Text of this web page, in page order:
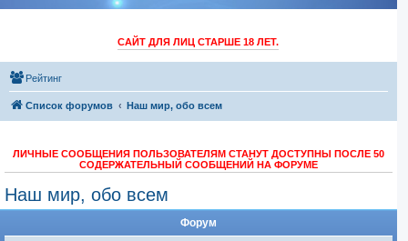
САЙТ ДЛЯ ЛИЦ СТАРШЕ 18 ЛЕТ.
Рейтинг
Список форумов Наш мир, обо всем
ЛИЧНЫЕ СООБЩЕНИЯ ПОЛЬЗОВАТЕЛЯМ СТАНУТ ДОСТУПНЫ ПОСЛЕ 50
СОДЕРЖАТЕЛЬНЫЙ СООБЩЕНИЙ НА ФОРУМЕ
Наш мир, обо всем
Форум